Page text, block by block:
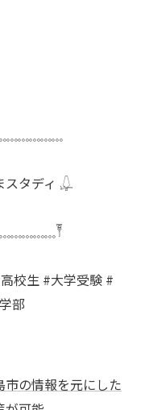
スタディ 𓆮
校生 #大学受験 #
部
市の情報を元にした